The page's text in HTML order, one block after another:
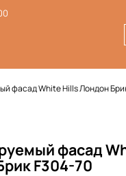
фасад White Hills Лондон
фасад
F304-70